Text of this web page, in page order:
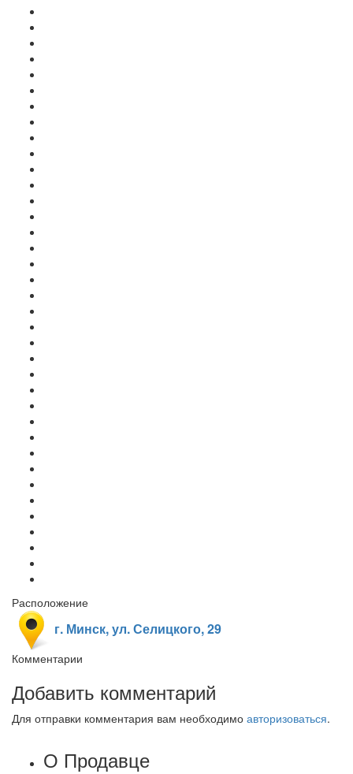
Расположение
г. Минск, ул. Селицкого, 29
Комментарии
Добавить комментарий
Для отправки комментария вам необходимо авторизоваться.
О Продавце